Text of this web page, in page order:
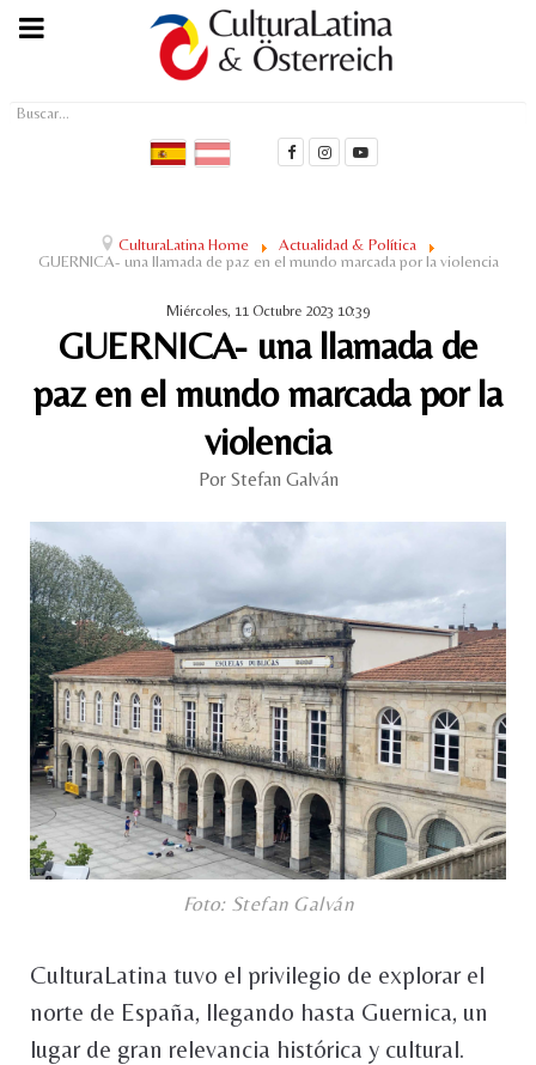
Buscar...
CulturaLatina Home
Actualidad & Política
GUERNICA- una llamada de paz en el mundo marcada por la violencia
Miércoles, 11 Octubre 2023 10:39
GUERNICA- una llamada de
paz en el mundo marcada por la
violencia
Por Stefan Galván
Foto: Stefan Galván
CulturaLatina tuvo el privilegio de explorar el
norte de España, llegando hasta Guernica, un
lugar de gran relevancia histórica y cultural.